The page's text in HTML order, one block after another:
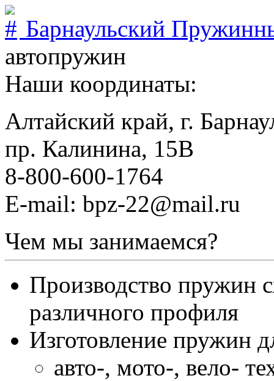
Барнаульский
автопружин
Наши координаты:
Алтайский край, г.
пр. Калинина, 15В
8-800-600-1764
E-mail: bpz-22@mail.ru
Чем мы занимаемся?
Производство пружин
различного профиля
Изготовление пружин
авто-, мото-, вело-